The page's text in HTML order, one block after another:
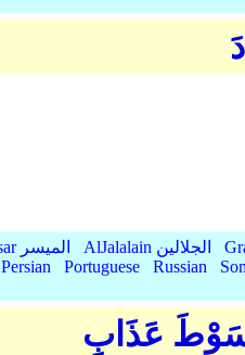
AlMuyassar الميسر AlJalalain الجلالين
Persian Portuguese Russian
عَذَابٍ